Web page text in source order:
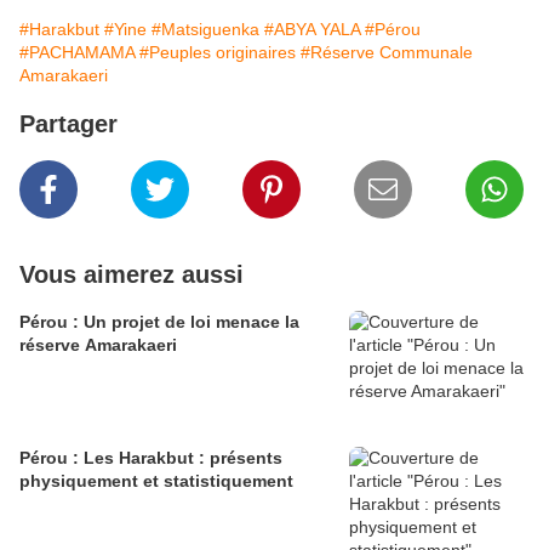
#Harakbut #Yine #Matsiguenka #ABYA YALA #Pérou
#PACHAMAMA #Peuples originaires #Réserve Communale
Amarakaeri
Partager
Vous aimerez aussi
Pérou : Un projet de loi menace la
réserve Amarakaeri
Pérou : Les Harakbut : présents
physiquement et statistiquement